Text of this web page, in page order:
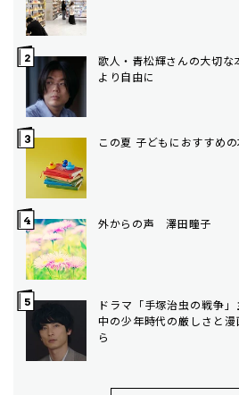
歌人・青松輝さんの大切
より自由に
この夏 子どもにおすすめの
外からの声 澤田瞳子
ドラマ「手塚治虫の戦争
中の少年時代の厳しさと
ら